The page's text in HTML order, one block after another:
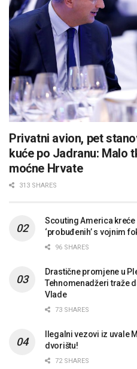
Privatni avion, pet
kuće po Jadranu: Malo
moćne Hrvate
313 SHARES
Scouting America
‘probuđenih’ s vojnim
96 SHARES
Drastične promjene u
Tehnomenadžeri traže
Vlade
73 SHARES
Ilegalni vezovi iz uvale
dvorištu!
72 SHARES